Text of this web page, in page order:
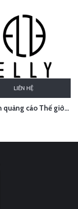
LIÊN HỆ
Thu âm quảng cáo Thế giới thời trang phụ kiện cao cấp ELLY, Sơn Tây, Hà Nội